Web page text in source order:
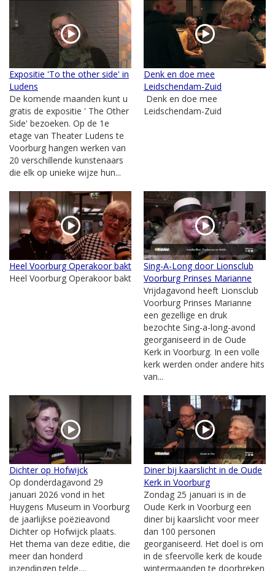
Expositie 'To the other side' in
Ludens
De komende maanden kunt u
gratis de expositie ' The Other
Side' bezoeken. Op de 1e
etage van Theater Ludens te
Voorburg hangen werken van
20 verschillende kunstenaars
die elk op unieke wijze hun...
Denk en doe mee
Leidschendam-Zuid
Denk en doe mee
Leidschendam-Zuid
Heel Voorburg Operakoor bakt
Heel Voorburg Operakoor bakt
Sing-A-Long door Lionsclub
Voorburg Prinses Marianne
Vrijdagavond heeft Lionsclub
Voorburg Prinses Marianne
een gezellige en druk
bezochte Sing-a-long-avond
georganiseerd in de Oude
Kerk in Voorburg. In een volle
kerk werden onder andere hits
van...
Dichter op Hofwijck
Op donderdagavond 29
januari 2026 vond in het
Huygens Museum in Voorburg
de jaarlijkse poëzieavond
Dichter op Hofwijck plaats.
Het thema van deze editie, die
meer dan honderd
inzendingen telde,...
Diner bij kaarslicht in de Oude
Kerk in Voorburg
Zondag 25 januari is in de
Oude Kerk in Voorburg een
diner bij kaarslicht voor meer
dan 100 personen
georganiseerd. Het doel is om
in de sfeervolle kerk de koude
wintermaanden te doorbreken